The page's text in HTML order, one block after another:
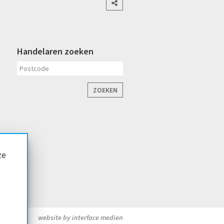
Handelaren zoeken
ZOEKEN
website by interface medien